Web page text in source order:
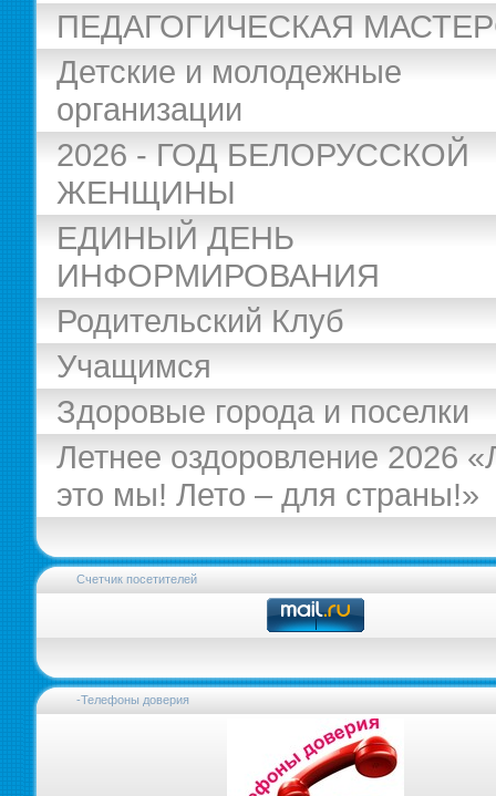
ПЕДАГОГИЧЕСКАЯ
Детские и молодежные
организации
2026 - ГОД БЕЛОРУССКОЙ
ЖЕНЩИНЫ
ЕДИНЫЙ ДЕНЬ
ИНФОРМИРОВАНИЯ
Родительский Клуб
Учащимся
Здоровые города и поселки
Летнее оздоровление 2026
это мы! Лето – для страны!»
Счетчик посетителей
-Телефоны доверия